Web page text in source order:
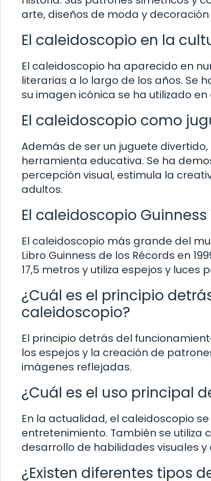
arte, diseños de moda y
El caleidoscopio en la
El caleidoscopio ha aparecido en
literarias a lo largo de los años. Se
su imagen icónica se ha utilizado
El caleidoscopio como
Además de ser un juguete
herramienta educativa. Se ha
percepción visual, estimula la
adultos.
El caleidoscopio Guinness
El caleidoscopio más grande del
Libro Guinness de los Récords en
17,5 metros y utiliza espejos y
¿Cuál es el principio
caleidoscopio?
El principio detrás del
los espejos y la creación de
imágenes reflejadas.
¿Cuál es el uso principal
En la actualidad, el caleidoscopio
entretenimiento. También se
desarrollo de habilidades visuales y
¿Existen diferentes tipos